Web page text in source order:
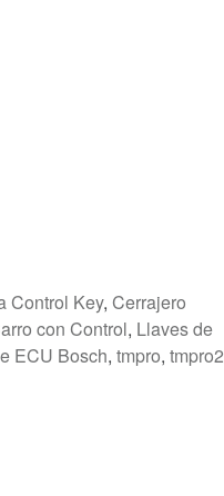
Control Key, Cerrajero
con Control, Llaves de
ECU Bosch, tmpro, tmpro2